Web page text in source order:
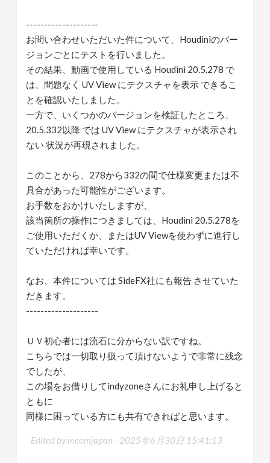
--------------------
お問い合わせいただいた件について、Houdiniのバー
ジョンごとにテストを行いました。
その結果、動画で使用している Houdini 20.5.278 で
は、問題なく UV View にテクスチャを表示 できるこ
とを確認いたしました。
一方で、いくつかのバージョンを検証したところ、
20.5.332以降 では UV View にテクスチャが表示され
ない 状況が再現されました。
このことから、278から332の間で仕様変更または不
具合があった可能性がございます。
お手数をおかけいたしますが、
該当箇所の操作につきましては、Houdini 20.5.278を
ご使用いただくか、またはUV Viewを使わずに進行し
ていただければ幸いです。
なお、本件については SideFX社にも報告 させていた
だきます。
--------------------
ＵＶ初心者には流石に分からない訳ですね。
こちらでは一切取り扱って頂けないようで非常に残念
でしたが、
この場をお借りしてindyzoneさんにお礼申し上げると
ともに
同様に困っている方にも共有できればと思います。
Edited by incomjapan - 2025年6月30日 15:41:13